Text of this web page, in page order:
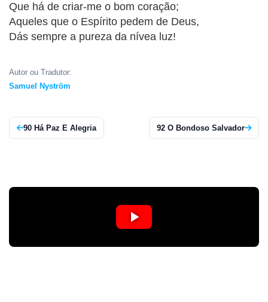
AUTORES
DA
HARPA
LISTAS
WINDOWS
Que há de criar-me o bom coração;
Aqueles que o Espírito pedem de Deus,
Dás sempre a pureza da nívea luz!
Autor ou Tradutor:
Samuel Nyström
90 Há Paz E Alegria 92 O Bondoso Salvador